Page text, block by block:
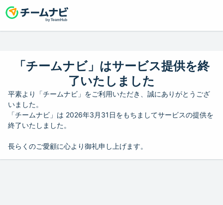
「チームナビ」はサービス提供を終
了いたしました
平素より「チームナビ」をご利用いただき、誠にありがとうござ
いました。
「チームナビ」は 2026年3月31日をもちましてサービスの提供を
終了いたしました。
長らくのご愛顧に心より御礼申し上げます。